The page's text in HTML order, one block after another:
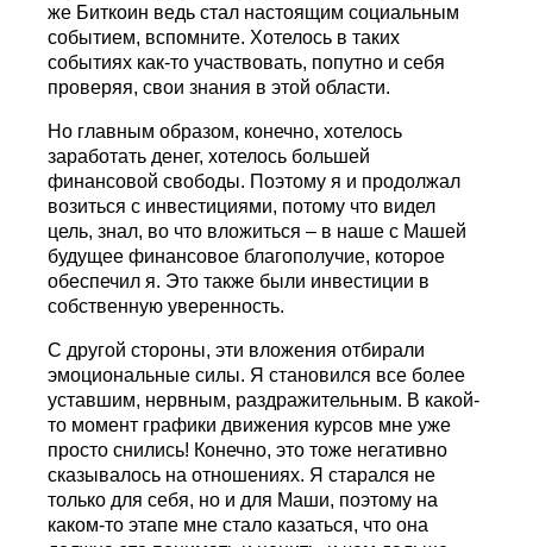
же Биткоин ведь стал настоящим социальным
событием, вспомните. Хотелось в таких
событиях как-то участвовать, попутно и себя
проверяя, свои знания в этой области.
Но главным образом, конечно, хотелось
заработать денег, хотелось большей
финансовой свободы. Поэтому я и продолжал
возиться с инвестициями, потому что видел
цель, знал, во что вложиться – в наше с Машей
будущее финансовое благополучие, которое
обеспечил я. Это также были инвестиции в
собственную уверенность.
С другой стороны, эти вложения отбирали
эмоциональные силы. Я становился все более
уставшим, нервным, раздражительным. В какой-
то момент графики движения курсов мне уже
просто снились! Конечно, это тоже негативно
сказывалось на отношениях. Я старался не
только для себя, но и для Маши, поэтому на
каком-то этапе мне стало казаться, что она